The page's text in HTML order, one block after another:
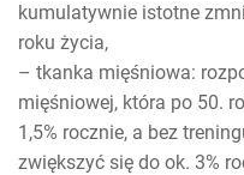
kumulatywnie istotne
roku życia,
– tkanka mięśniowa:
mięśniowej, która po 50.
1,5% rocznie, a bez
zwiększyć się do ok. 3%